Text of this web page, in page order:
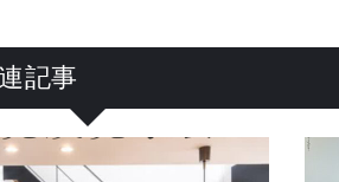
記事